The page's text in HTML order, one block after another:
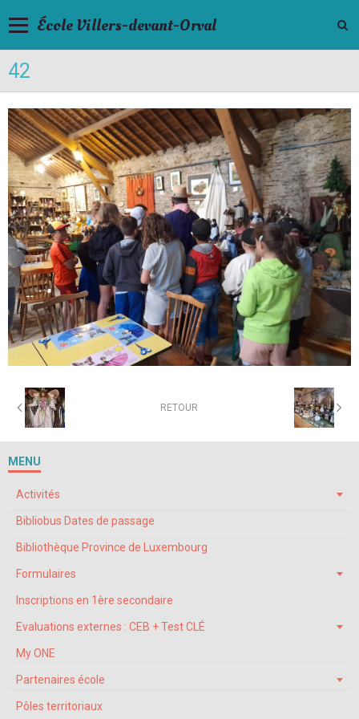
École Villers-devant-Orval
42
RETOUR
MENU
Activités
Bibliobus Dates de passage
Bibliothèque Province de Luxembourg
Formulaires
Inscriptions en 1ère secondaire
Evaluations externes : CEB + Test CLÉ
My ONE
Partenaires école
Pôles territoriaux